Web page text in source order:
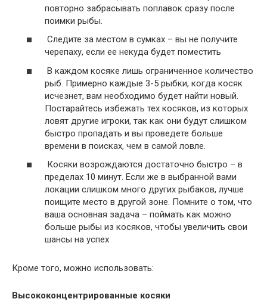
повторно забрасывать поплавок сразу после
поимки рыбы.
Следите за местом в сумках – вы не получите
черепаху, если ее некуда будет поместить
В каждом косяке лишь ограниченное количество
рыб. Примерно каждые 3-5 рыбки, когда косяк
исчезнет, вам необходимо будет найти новый.
Постарайтесь избежать тех косяков, из которых
ловят другие игроки, так как они будут слишком
быстро пропадать и вы проведете больше
времени в поисках, чем в самой ловле.
Косяки возрождаются достаточно быстро – в
пределах 10 минут. Если же в выбранной вами
локации слишком много других рыбаков, лучше
поищите место в другой зоне. Помните о том, что
ваша основная задача – поймать как можно
больше рыбы из косяков, чтобы увеличить свои
шансы на успех
Кроме того, можно использовать:
Высококонцентрированные косяки